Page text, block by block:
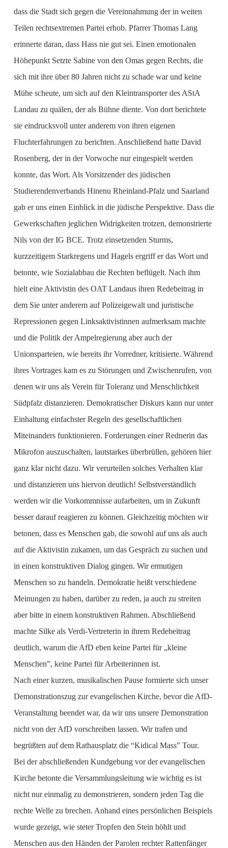
dass die Stadt sich gegen die Vereinnahmung der in weiten
Teilen rechtsextremen Partei erhob. Pfarrer Thomas Lang
erinnerte daran, dass Hass nie gut sei. Einen emotionalen
Höhepunkt Setzte Sabine von den Omas gegen Rechts, die
sich mit ihre über 80 Jahren nicht zu schade war und keine
Mühe scheute, um sich auf den Kleintransporter des AStA
Landau zu quälen, der als Bühne diente. Von dort berichtete
sie eindrucksvoll unter anderem von ihren eigenen
Fluchterfahrungen zu berichten. Anschließend hatte David
Rosenberg, der in der Vorwoche nur eingespielt werden
konnte, das Wort. Als Vorsitzender des jüdischen
Studierendenverbands Hinenu Rheinland-Pfalz und Saarland
gab er uns einen Einblick in die jüdische Perspektive. Dass die
Gewerkschaften jeglichen Widrigkeiten trotzen, demonstrierte
Nils von der IG BCE. Trotz einsetzenden Sturms,
kurzzeitigem Starkregens und Hagels ergriff er das Wort und
betonte, wie Sozialabbau die Rechten beflügelt. Nach ihm
hielt eine Aktivistin des OAT Landaus ihren Redebeitrag in
dem Sie unter anderem auf Polizeigewalt und juristische
Repressionen gegen Linksaktivistinnen aufmerksam machte
und die Politik der Ampelregierung aber auch der
Unionsparteien, wie bereits ihr Vorredner, kritisierte. Während
ihres Vortrages kam es zu Störungen und Zwischenrufen, von
denen wir uns als Verein für Toleranz und Menschlichkeit
Südpfalz distanzieren. Demokratischer Diskurs kann nur unter
Einhaltung einfachster Regeln des gesellschaftlichen
Miteinanders funktionieren. Forderungen einer Rednerin das
Mikrofon auszuschalten, lautstarkes überbrüllen, gehören hier
ganz klar nicht dazu. Wir verurteilen solches Verhalten klar
und distanzieren uns hiervon deutlich! Selbstverständlich
werden wir die Vorkommnisse aufarbeiten, um in Zukunft
besser darauf reagieren zu können. Gleichzeitig möchten wir
betonen, dass es Menschen gab, die sowohl auf uns als auch
auf die Aktivistin zukamen, um das Gespräch zu suchen und
in einen konstruktiven Dialog gingen. Wir ermutigen
Menschen so zu handeln. Demokratie heißt verschiedene
Meinungen zu haben, darüber zu reden, ja auch zu streiten
aber bitte in einem konstruktiven Rahmen. Abschließend
machte Silke als Verdi-Vertreterin in ihrem Redebeitrag
deutlich, warum die AfD eben keine Partei für „kleine
Menschen”, keine Partei für Arbeiterinnen ist.
Nach einer kurzen, musikalischen Pause formierte sich unser
Demonstrationszug zur evangelischen Kirche, bevor die AfD-
Veranstaltung beendet war, da wir uns unsere Demonstration
nicht von der AfD vorschreiben lassen. Wir trafen und
begrüßten auf dem Rathausplatz die “Kidical Mass” Tour.
Bei der abschließenden Kundgebung vor der evangelischen
Kirche betonte die Versammlungsleitung wie wichtig es ist
nicht nur einmalig zu demonstrieren, sondern jeden Tag die
rechte Welle zu brechen. Anhand eines persönlichen Beispiels
wurde gezeigt, wie steter Tropfen den Stein höhlt und
Menschen aus den Händen der Parolen rechter Rattenfänger